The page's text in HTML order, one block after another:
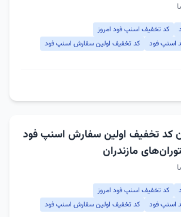
کد تخفیف اسنپ فود امروز
اسنپ فود
کد تخفیف اولین سفارش اسنپ فود
کد تخفیف اولین سفارش اسنپ فود
مازندران
کد تخفیف اسنپ فود امروز
اسنپ فود
کد تخفیف اولین سفارش اسنپ فود